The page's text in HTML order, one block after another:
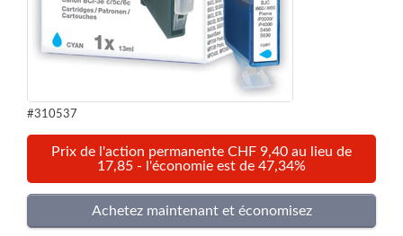
#310537
Prix de l'action permanente CHF 9,40 au lieu de
17,85 - l'économie est de 47,34%